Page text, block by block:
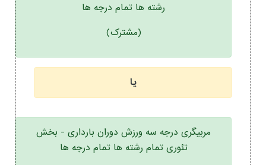
رشته ها تمام درجه ها
(مشترک)
یا
مربیگری درجه سه ورزش دوران بارداری - بخش
تئوری تمام رشته ها تمام درجه ها